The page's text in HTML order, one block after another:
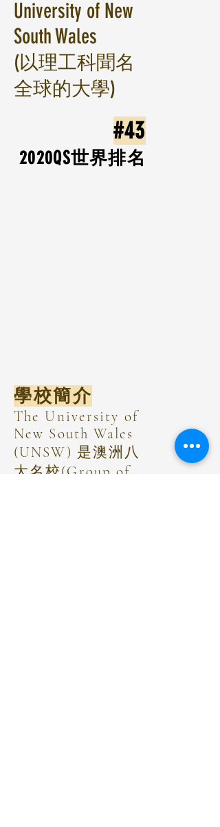
University of New
South Wales
(以理工科聞名
全球的大學)
#43
2020​QS世界排名
學校簡介
The University of
New South Wales
(UNSW) 是澳洲八
大名校(Group of